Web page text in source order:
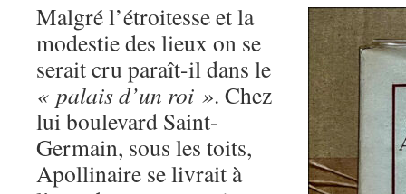
Malgré l’étroitesse et la
modestie des lieux on se
serait cru paraît-il dans le
« palais d’un roi ». Chez
lui boulevard Saint-
Germain, sous les toits,
Apollinaire se livrait à